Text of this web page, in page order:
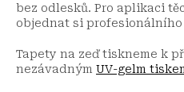
bez odlesků. Pro aplikaci
objednat si
Tapety na zeď tiskneme k
nezávadným UV-gelm